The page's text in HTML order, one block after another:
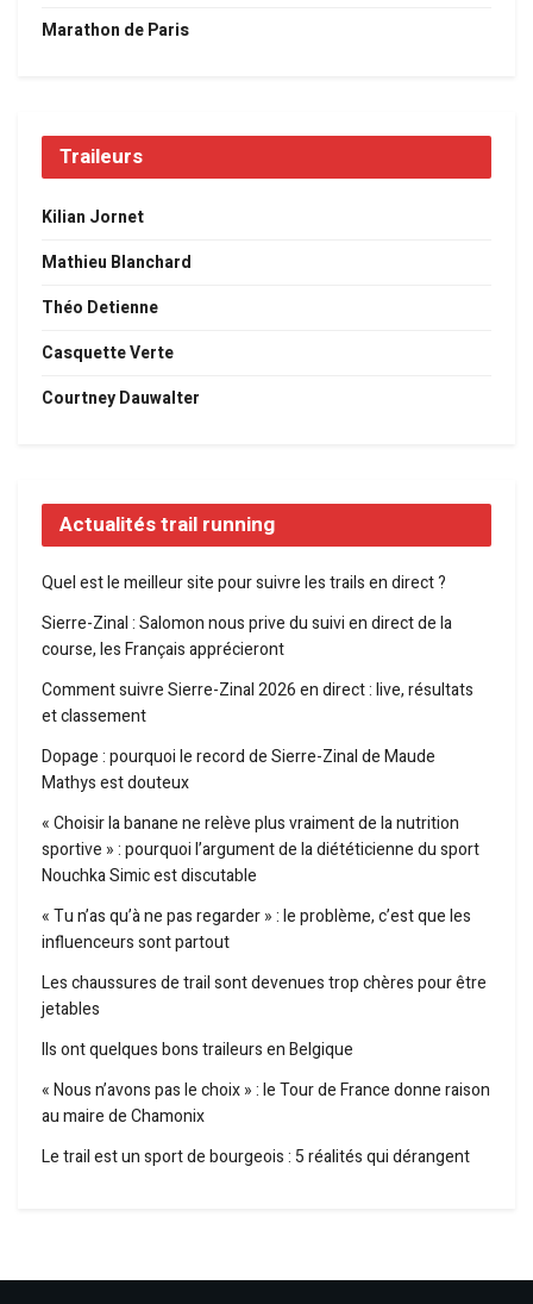
Marathon de Paris
Traileurs
Kilian Jornet
Mathieu Blanchard
Théo Detienne
Casquette Verte
Courtney Dauwalter
Actualités trail running
Quel est le meilleur site pour suivre les trails en direct ?
Sierre-Zinal : Salomon nous prive du suivi en direct de la
course, les Français apprécieront
Comment suivre Sierre-Zinal 2026 en direct : live, résultats
et classement
Dopage : pourquoi le record de Sierre-Zinal de Maude
Mathys est douteux
« Choisir la banane ne relève plus vraiment de la nutrition
sportive » : pourquoi l’argument de la diététicienne du sport
Nouchka Simic est discutable
« Tu n’as qu’à ne pas regarder » : le problème, c’est que les
influenceurs sont partout
Les chaussures de trail sont devenues trop chères pour être
jetables
Ils ont quelques bons traileurs en Belgique
« Nous n’avons pas le choix » : le Tour de France donne raison
au maire de Chamonix
Le trail est un sport de bourgeois : 5 réalités qui dérangent